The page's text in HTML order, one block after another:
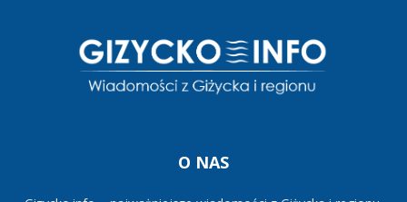
O NAS